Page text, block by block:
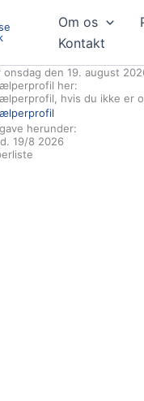
Om os
Kontakt
onsdag den 19. august
her:
hvis du ikke er
herunder:
19/8 2026